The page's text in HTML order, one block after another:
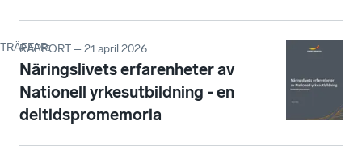
TRÄFFAR:
RAPPORT – 21 april 2026
Näringslivets erfarenheter av
Nationell yrkesutbildning - en
deltidspromemoria